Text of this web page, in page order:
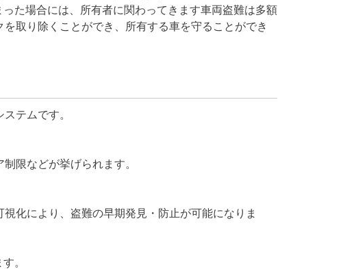
た場合には、所有者に関わってきます車両盗難は多額
取り除くことができ、所有する車を守ることができ
テムです。
限などが挙げられます。
化により、盗難の早期発見・防止が可能になりま
。